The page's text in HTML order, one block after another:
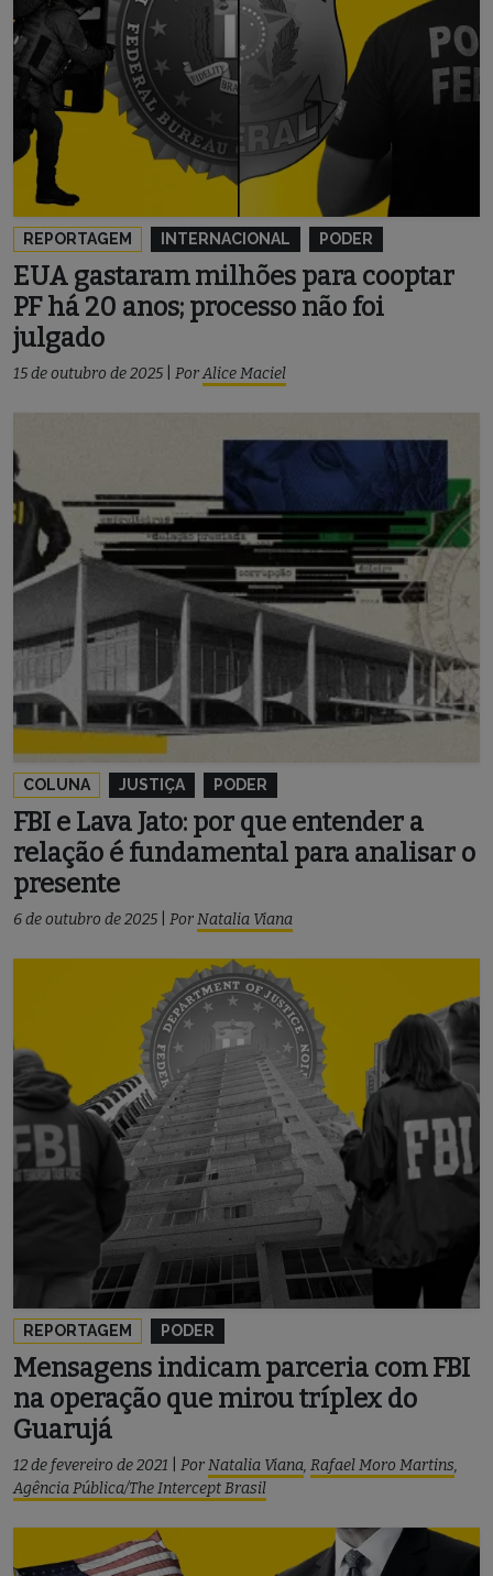
REPORTAGEM INTERNACIONAL PODER
EUA gastaram milhões para cooptar
PF há 20 anos; processo não foi
julgado
15 de outubro de 2025 PorAlice Maciel
COLUNA JUSTIÇA PODER
FBI e Lava Jato: por que entender a
relação é fundamental para analisar o
presente
6 de outubro de 2025 PorNatalia Viana
REPORTAGEM PODER
Mensagens indicam parceria com FBI
na operação que mirou tríplex do
Guarujá
12 de fevereiro de 2021 PorNatalia Viana, Rafael Moro Martins,
Agência Pública/The Intercept Brasil